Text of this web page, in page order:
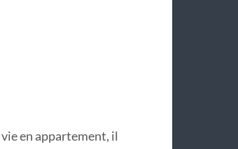
en appartement, il